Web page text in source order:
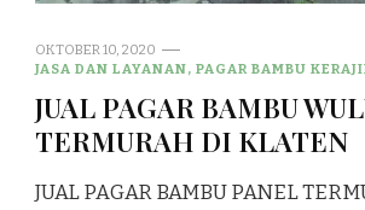
OKTOBER 10, 2020
JASA DAN LAYANAN, PAGAR BAMBU
JUAL PAGAR BAMBU
TERMURAH DI KLATEN
JUAL PAGAR BAMBU PANEL